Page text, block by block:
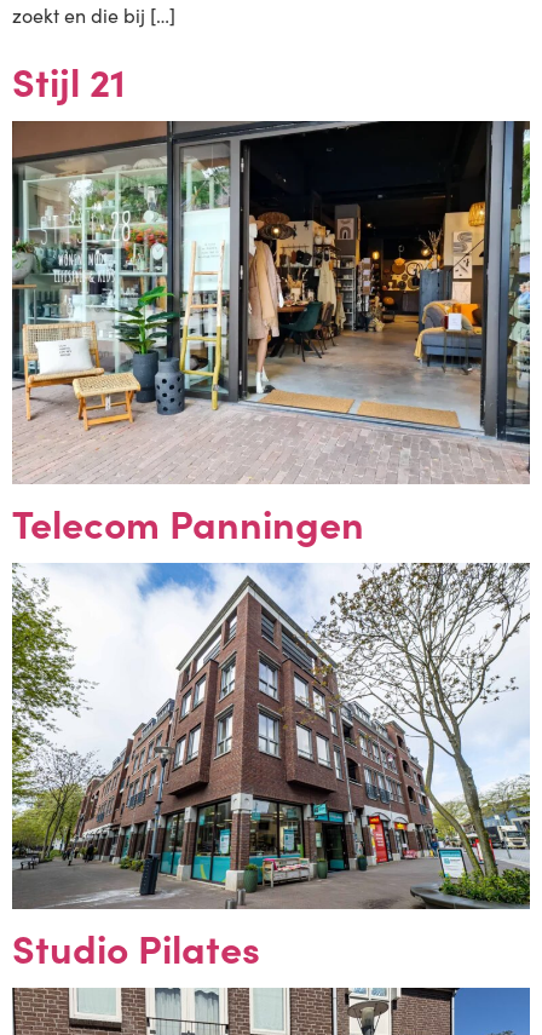
zoekt en die bij […]
Stijl 21
Telecom Panningen
Studio Pilates